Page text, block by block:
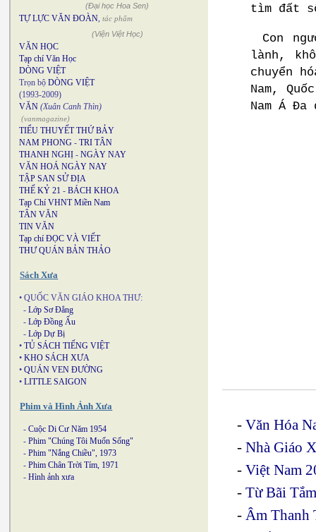
(Đại học Hoa Sen)
TỰ LỰC VĂN ĐOÀN, tác phẩm
(Viện Việt Học)
VĂN HỌC
Tạp chí Văn Học
DÒNG VIỆT
Trọn bộ DÒNG VIỆT
(1993-2009)
VĂN (Xuân Canh Thìn)
(vanmagazine)
TIỂU THUYẾT THỨ BẢY
NAM PHONG - TRI TÂN
THANH NGHỊ - NGÀY NAY
VĂN HOÁ NGÀY NAY
TẬP SAN SỬ ĐỊA
THẾ KỶ 21 - BÁCH KHOA
Tạp Chí VHNT Miền Nam
TÂN VĂN
TIN VĂN
Tạp chí ĐỌC VÀ VIẾT
THƯ QUÁN BẢN THẢO
Sách Xưa
• QUỐC VĂN GIÁO KHOA THƯ:
- Lớp Sơ Đẳng
- Lớp Đồng Ấu
- Lớp Dự Bị
• TỦ SÁCH TIẾNG VIỆT
• KHO SÁCH XƯA
• QUÁN VEN ĐƯỜNG
• LITTLE SAIGON
Phim và Hình Ảnh Xưa
- Cuộc Di Cư Năm 1954
- Phim "Chúng Tôi Muốn Sống"
- Phim "Nắng Chiều", 1973
- Phim Chân Trời Tím, 1971
- Hình ảnh xưa
tìm đất
Con
lành,
chuyển
Nam,
Nam Á
-Văn Hóa
-Nhà Giáo
-Việt Nam
-Từ Bãi
-Âm Thanh